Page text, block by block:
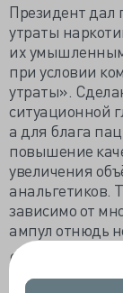
Президент дал
утраты
их
при условии
утраты».
ситуационной
а для блага
повышение
увеличения
анальгетиков.
зависимо от
ампул отнюдь
Освобождение